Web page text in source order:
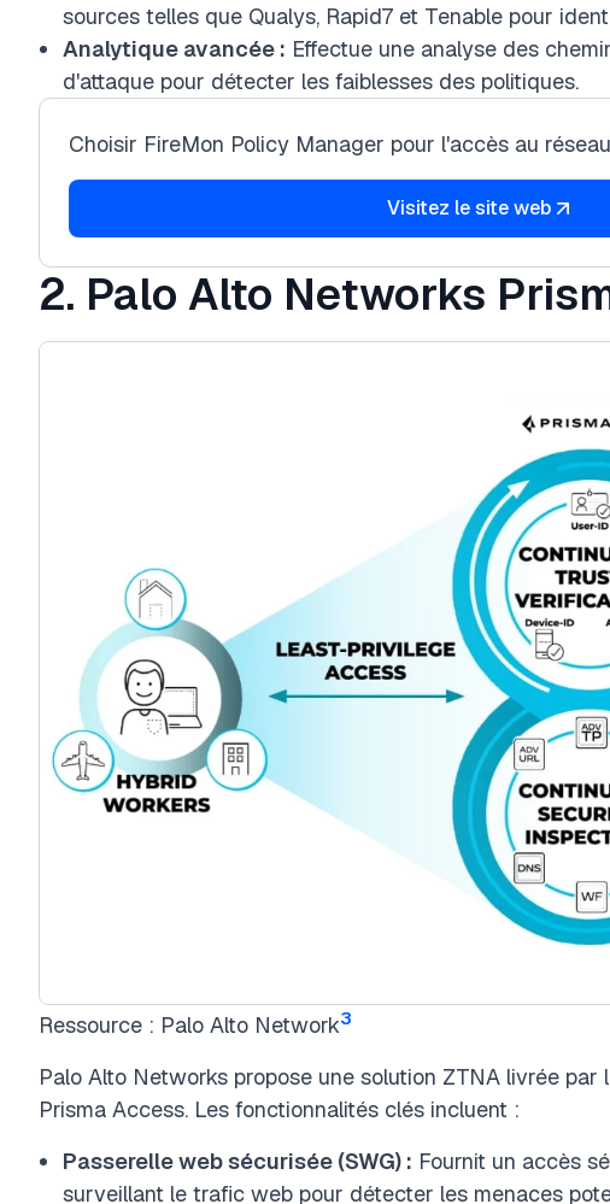
sources telles que Qualys, Rapid7 et Tenable pour
Analytique avancée : Effectue une analyse des
d'attaque pour détecter les faiblesses des politiques.
Choisir FireMon Policy Manager pour l'accès au
Visitez le site web
2. Palo Alto Networks
Ressource : Palo Alto Network3
Palo Alto Networks propose une solution ZTNA livrée par
Prisma Access. Les fonctionnalités clés incluent :
Passerelle web sécurisée (SWG) : Fournit un accès
surveillant le trafic web pour détecter les menaces